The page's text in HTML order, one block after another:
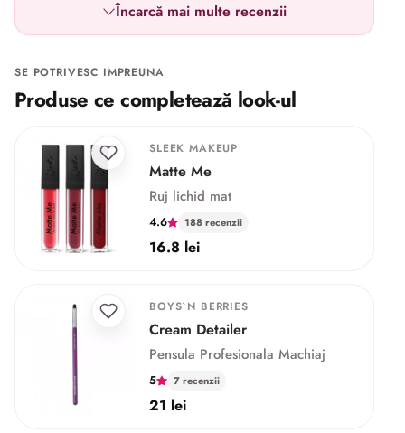
Încarcă mai multe recenzii
SE POTRIVESC IMPREUNA
Produse ce completează look-ul
SLEEK MAKEUP
Matte Me
Ruj lichid mat
4.6 188 recenzii
16.8 lei
BOYS`N BERRIES
Cream Detailer
Pensula Profesionala Machiaj
5 7 recenzii
21 lei